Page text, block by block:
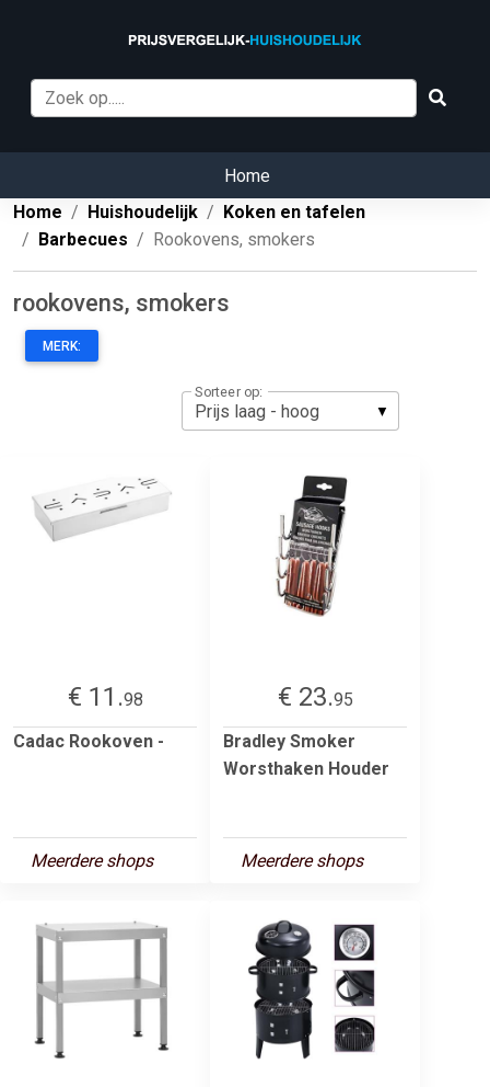
Home
Home
Huishoudelijk
Koken en tafelen
Barbecues
Rookovens, smokers
rookovens, smokers
MERK:
Sorteer op:
€ 11.98
Cadac Rookoven -
Meerdere shops
€ 23.95
Bradley Smoker
Worsthaken Houder
Meerdere shops